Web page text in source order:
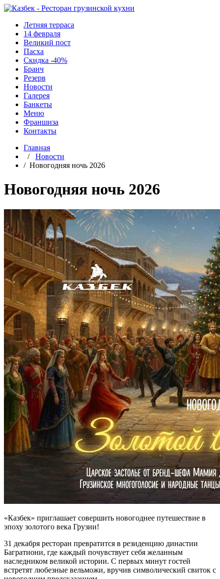
Летняя терраса
14 февраля
Великий пост
Пасха
Скидка -40%
Бранч
Резерв
Новости
Галерея
Банкеты
Меню
Франшиза
Контакты
Главная
/
Новости
/ Новогодняя ночь 2026
Новогодняя ночь 2026
«Казбек» приглашает совершить новогоднее путешествие в
эпоху золотого века Грузии!
31 декабря ресторан превратится в резиденцию династии
Багратиони, где каждый почувствует себя желанным
наследником великой истории. С первых минут гостей
встретят любезные вельможи, вручив символический свиток с